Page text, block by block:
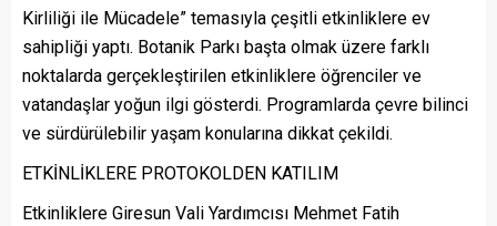
Kirliliği ile Mücadele” temasıyla çeşitli etkinliklere ev
sahipliği yaptı. Botanik Parkı başta olmak üzere farklı
noktalarda gerçekleştirilen etkinliklere öğrenciler ve
vatandaşlar yoğun ilgi gösterdi. Programlarda çevre bilinci
ve sürdürülebilir yaşam konularına dikkat çekildi.
ETKİNLİKLERE PROTOKOLDEN KATILIM
Etkinliklere Giresun Vali Yardımcısı Mehmet Fatih